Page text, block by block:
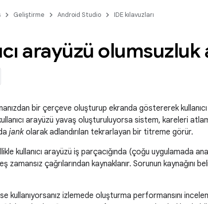
Geliştirme Android Studio IDE kılavuzları
arayüzü olumsuzluk
bir çerçeve oluşturup ekranda göstererek
arayüzü yavaş oluşturuluyorsa sistem, kareleri
jankolarak adlandırılan tekrarlayan bir titreme görür.
kullanıcı arayüzü iş parçacığında (çoğu uygulamada
zamansız çağrılarından kaynaklanır. Sorunun kaynağını
kullanıyorsanız izlemede oluşturma performansını